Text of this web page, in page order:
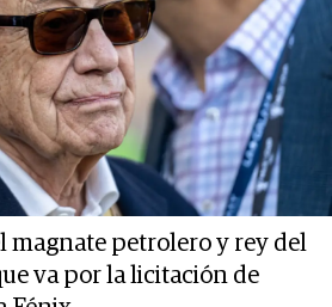
magnate petrolero y rey del
va por la licitación de